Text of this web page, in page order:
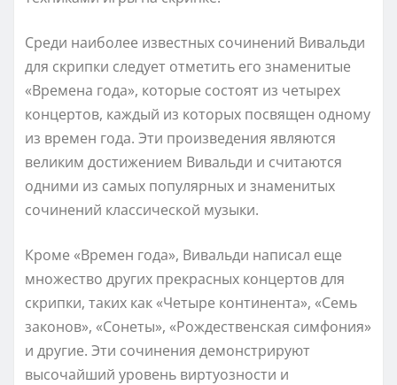
Среди наиболее известных сочинений Вивальди
для скрипки следует отметить его знаменитые
«Времена года», которые состоят из четырех
концертов, каждый из которых посвящен одному
из времен года. Эти произведения являются
великим достижением Вивальди и считаются
одними из самых популярных и знаменитых
сочинений классической музыки.
Кроме «Времен года», Вивальди написал еще
множество других прекрасных концертов для
скрипки, таких как «Четыре континента», «Семь
законов», «Сонеты», «Рождественская симфония»
и другие. Эти сочинения демонстрируют
высочайший уровень виртуозности и